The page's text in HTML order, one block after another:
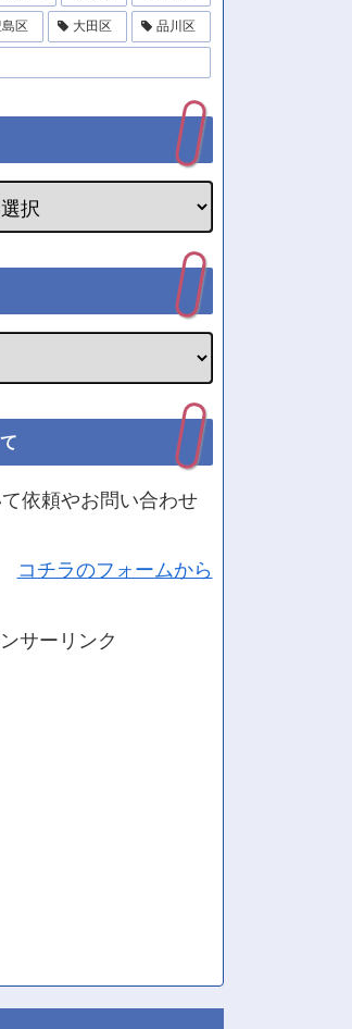
島区 大田区 品川区
依頼やお問い合わせ
コチラのフォームから
サーリンク